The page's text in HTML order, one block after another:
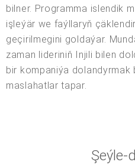
bilner. Programma islendik
işleýär we faýllaryň
geçirilmegini goldaýar.
zaman lideriniň Injili bilen
bir kompaniýa
maslahatlar tapar.
Şeýle-